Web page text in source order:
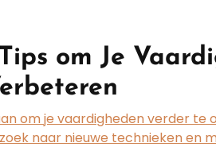
om Je
om je vaardigheden verder te
naar nieuwe technieken en